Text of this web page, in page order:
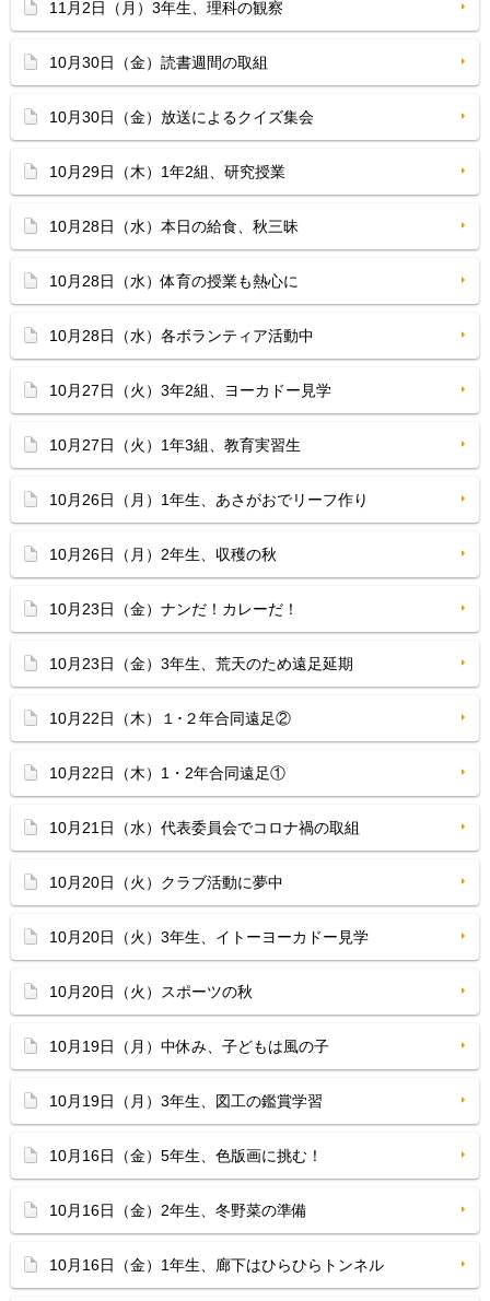
11月2日（月）3年生、理科の観察
10月30日（金）読書週間の取組
10月30日（金）放送によるクイズ集会
10月29日（木）1年2組、研究授業
10月28日（水）本日の給食、秋三昧
10月28日（水）体育の授業も熱心に
10月28日（水）各ボランティア活動中
10月27日（火）3年2組、ヨーカドー見学
10月27日（火）1年3組、教育実習生
10月26日（月）1年生、あさがおでリーフ作り
10月26日（月）2年生、収穫の秋
10月23日（金）ナンだ！カレーだ！
10月23日（金）3年生、荒天のため遠足延期
10月22日（木）１･２年合同遠足②
10月22日（木）1・2年合同遠足①
10月21日（水）代表委員会でコロナ禍の取組
10月20日（火）クラブ活動に夢中
10月20日（火）3年生、イトーヨーカドー見学
10月20日（火）スポーツの秋
10月19日（月）中休み、子どもは風の子
10月19日（月）3年生、図工の鑑賞学習
10月16日（金）5年生、色版画に挑む！
10月16日（金）2年生、冬野菜の準備
10月16日（金）1年生、廊下はひらひらトンネル